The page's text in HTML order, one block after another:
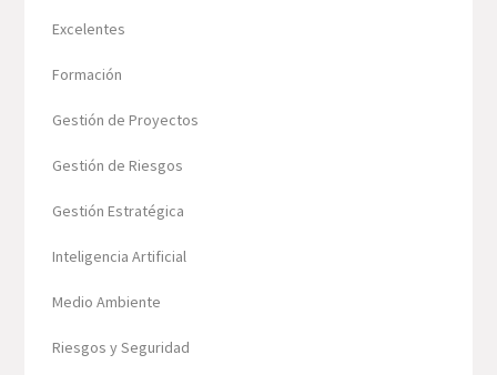
Excelentes
Formación
Gestión de Proyectos
Gestión de Riesgos
Gestión Estratégica
Inteligencia Artificial
Medio Ambiente
Riesgos y Seguridad